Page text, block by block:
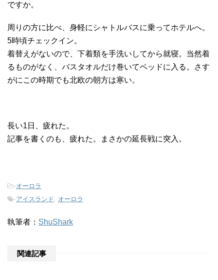
ですか。
周りの方に比べ、身軽にシャトルバスに乗ってホテルへ。
5時頃チェックイン。
着替えがないので、下着類を手洗いしてから就寝。当然着
るものがなく、バスタオルだけ巻いてベッドに入る。さす
がにこの時期でも北欧の朝方は寒い。
長い1日、疲れた。
記事を書くのも、疲れた。まさかの延長戦に突入。
-オーロラ
-アイスランド, オーロラ
執筆者： ShuShark
関連記事